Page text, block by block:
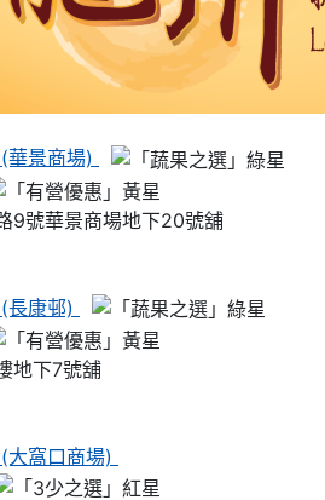
華景商場)
9號華景商場地下20號舖
長康邨)
地下7號舖
大窩口商場)